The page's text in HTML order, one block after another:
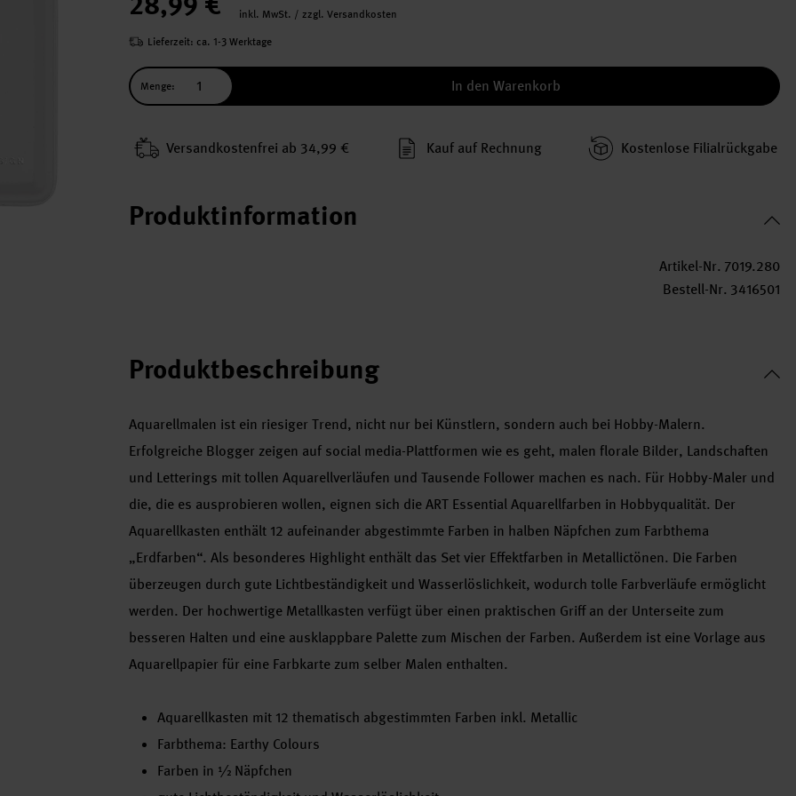
inkl. MwSt. / zzgl. Versandkosten
Lieferzeit: ca. 1-3 Werktage
Menge: In den Warenkorb
Versand­kosten­frei ab 34,99 € Kauf auf Rechnung Kosten­lose Filial­rückgabe
Produktinformation
Artikel-Nr. 7019.280
Bestell-Nr. 3416501
Produktbeschreibung
Aquarellmalen ist ein riesiger Trend, nicht nur bei Künstlern, sondern auch bei Hobby-Malern.
Erfolgreiche Blogger zeigen auf social media-Plattformen wie es geht, malen florale Bilder, Landschaften
und Letterings mit tollen Aquarellverläufen und Tausende Follower machen es nach. Für Hobby-Maler und
die, die es ausprobieren wollen, eignen sich die ART Essential Aquarellfarben in Hobbyqualität. Der
Aquarellkasten enthält 12 aufeinander abgestimmte Farben in halben Näpfchen zum Farbthema
„Erdfarben“. Als besonderes Highlight enthält das Set vier Effektfarben in Metallictönen. Die Farben
überzeugen durch gute Lichtbeständigkeit und Wasserlöslichkeit, wodurch tolle Farbverläufe ermöglicht
werden. Der hochwertige Metallkasten verfügt über einen praktischen Griff an der Unterseite zum
besseren Halten und eine ausklappbare Palette zum Mischen der Farben. Außerdem ist eine Vorlage aus
Aquarellpapier für eine Farbkarte zum selber Malen enthalten.
Aquarellkasten mit 12 thematisch abgestimmten Farben inkl. Metallic
Farbthema: Earthy Colours
Farben in ½ Näpfchen